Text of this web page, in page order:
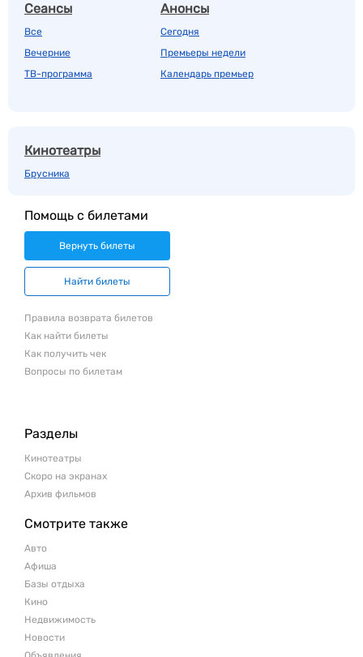
Сеансы
Все
Вечерние
ТВ-программа
Анонсы
Сегодня
Премьеры недели
Календарь премьер
Кинотеатры
Брусника
Помощь с билетами
Вернуть билеты
Найти билеты
Правила возврата билетов
Как найти билеты
Как получить чек
Вопросы по билетам
Разделы
Кинотеатры
Скоро на экранах
Архив фильмов
Смотрите также
Авто
Афиша
Базы отдыха
Кино
Недвижимость
Новости